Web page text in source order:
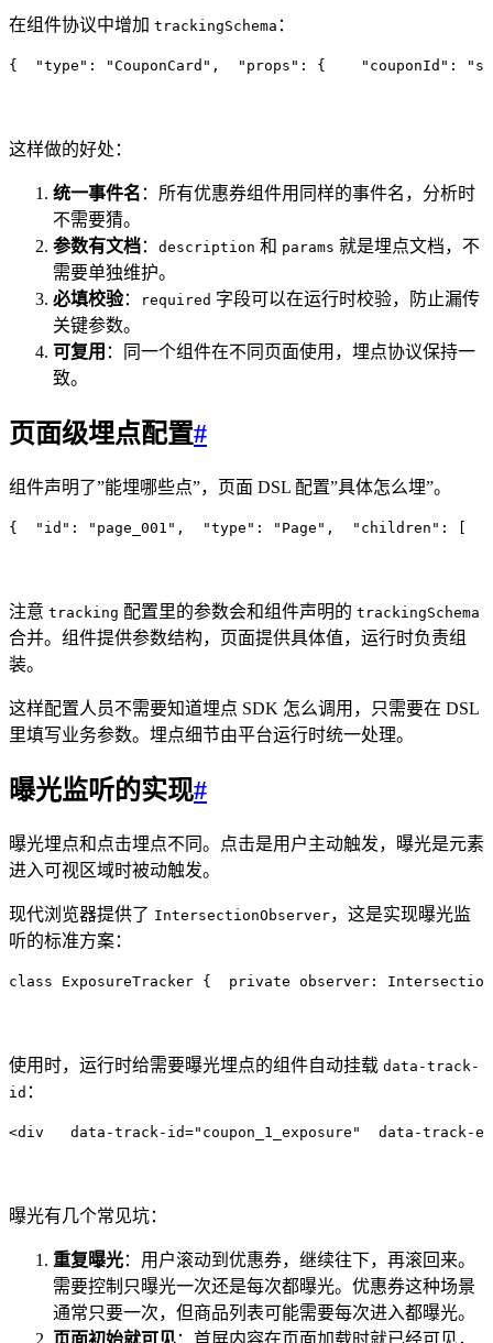
在组件协议中增加 trackingSchema ：
{
  "
type " : "CouponCard " ,
  "
props " : {
    "
couponId " : "
这样做的好处：
统一事件名 ：所有优惠券组件用同样的事件名，分析时
不需要猜。
参数有文档： description 和 params 就是埋点文档，不
需要单独维护。
必填校验： required 字段可以在运行时校验，防止漏传
关键参数。
可复用 ：同一个组件在不同页面使用，埋点协议保持一
致。
页面级埋点配置#
组件声明了”能埋哪些点”，页面 DSL 配置”具体怎么埋”。
{
  "
id " : " page_001 " ,
  "
type " : " Page " ,
  "
children " :
注意 tracking 配置里的参数会和组件声明的 trackingSchema
合并。组件提供参数结构，页面提供具体值，运行时负责组
装。
这样配置人员不需要知道埋点 SDK 怎么调用，只需要在 DSL
里填写业务参数。埋点细节由平台运行时统一处理。
曝光监听的实现#
曝光埋点和点击埋点不同。点击是用户主动触发，曝光是元素
进入可视区域时被动触发。
现代浏览器提供了 IntersectionObserver，这是实现曝光监
听的标准方案：
class ExposureTracker {
  private
observer :
使用时，运行时给需要曝光埋点的组件自动挂载 data-track-
id ：
<div
  data-track-id
=" coupon_1_exposure "
data-track-
曝光有几个常见坑：
重复曝光：用户滚动到优惠券，继续往下，再滚回来。
需要控制只曝光一次还是每次都曝光。优惠券这种场景
通常只要一次，但商品列表可能需要每次进入都曝光。
页面初始就可见：首屏内容在页面加载时就已经可见，